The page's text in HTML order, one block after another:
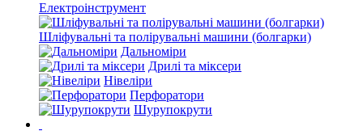
Електроінструмент
Шліфувальні та полірувальні машини (болгарки)
Дальноміри
Дрилі та міксери
Нівеліри
Перфоратори
Шурупокрути